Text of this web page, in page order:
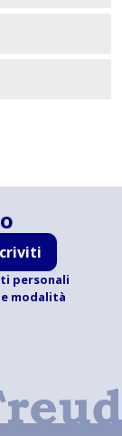
personali
modalità